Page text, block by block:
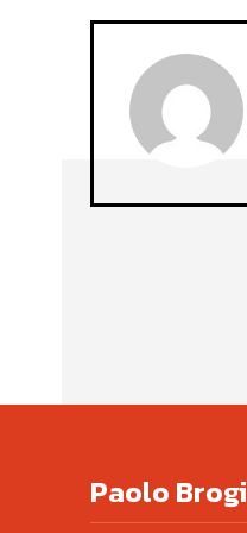
Paolo Brogi